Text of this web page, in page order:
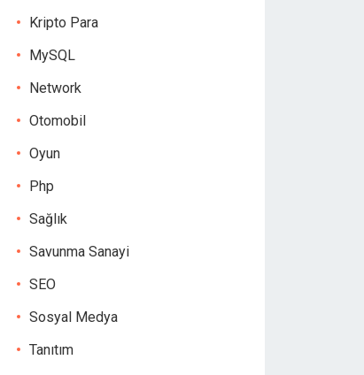
Kripto Para
MySQL
Network
Otomobil
Oyun
Php
Sağlık
Savunma Sanayi
SEO
Sosyal Medya
Tanıtım